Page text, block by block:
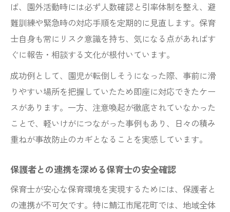
ば、園外活動時には必ず人数確認と引率体制を整え、避
難訓練や緊急時の対応手順を定期的に見直します。保育
士自身も常にリスク意識を持ち、気になる点があればす
ぐに報告・相談する文化が根付いています。
成功例として、園児が転倒しそうになった際、事前に滑
りやすい場所を把握していたため即座に対応できたケー
スがあります。一方、注意喚起が徹底されていなかった
ことで、軽いけがにつながった事例もあり、日々の積み
重ねが事故防止のカギとなることを実感しています。
保護者との連携を深める保育士の安全確認
保育士が安心な保育環境を実現するためには、保護者と
の連携が不可欠です。特に鯖江市尾花町では、地域全体